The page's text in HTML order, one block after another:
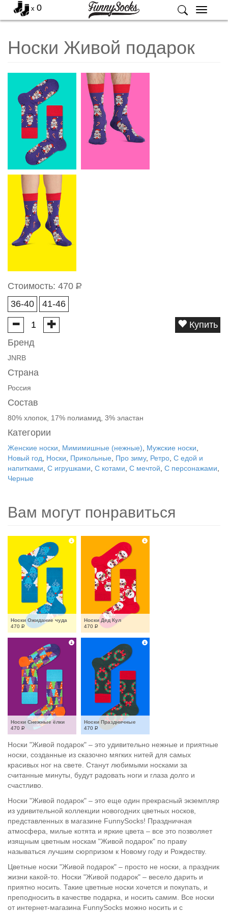
Меню
x 0
Носки Живой подарок
Стоимость: 470 Р
36-40
41-46
Купить
Бренд
JNRB
Страна
Россия
Состав
80% хлопок, 17% полиамид, 3% эластан
Категории
Женские носки Мимимишные (нежные) Мужские носки
Новый год
Носки Прикольные Про зиму, Ретро С едой и
напитками С игрушками С котами С мечтой С персонажами
Черные
Вам могут понравиться
Носки Ожидание чуда
470 Р
Носки Дед Кул
470 Р
Носки Снежные ёлки
470 Р
Носки Праздничные
470 Р
Носки "Живой подарок" – это удивительно нежные и приятные
носки, созданные из сказочно мягких нитей для самых
красивых ног на свете. Станут любимыми носками за
считанные минуты, будут радовать ноги и глаза долго и
счастливо.
Носки "Живой подарок" – это еще один прекрасный экземпляр
из удивительной коллекции новогодних цветных носков,
представленных в магазине FunnySocks! Праздничная
атмосфера, милые котята и яркие цвета – все это позволяет
изящным цветным носкам "Живой подарок" по праву
называться лучшим сюрпризом к Новому году и Рождеству.
Цветные носки "Живой подарок" – просто не носки, а праздник
жизни какой-то. Носки "Живой подарок" – весело дарить и
приятно носить. Такие цветные носки хочется и покупать, и
преподносить в качестве подарка, и носить самим. Все носки
от интернет-магазина FunnySocks можно носить и с